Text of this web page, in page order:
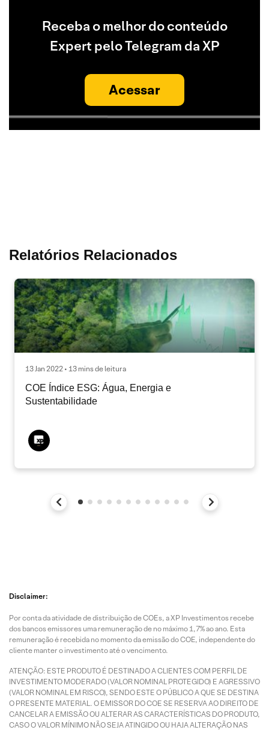
Receba o melhor do conteúdo
Expert pelo Telegram da XP
Acessar
Relatórios Relacionados
13 Jan 2022 • 13 mins de leitura
COE Índice ESG: Água, Energia e
Sustentabilidade
Disclaimer:
Por conta da atividade de distribuição de COEs, a XP Investimentos recebe
dos bancos emissores uma remuneração de no máximo 1,7% ao ano. Esta
remuneração é recebida no momento da emissão do COE, independente do
cliente manter o investimento até o vencimento.
ATENÇÃO: ESTE PRODUTO É DESTINADO A CLIENTES COM PERFIL DE
INVESTIMENTO MODERADO (VALOR NOMINAL PROTEGIDO) E AGRESSIVO
(VALOR NOMINAL EM RISCO), SENDO ESTE O PÚBLICO A QUE SE DESTINA
O PRESENTE MATERIAL. O EMISSOR DO COE SE RESERVA AO DIREITO DE
CANCELAR A EMISSÃO OU ALTERAR AS CARACTERÍSTICAS DO PRODUTO,
CASO O VALOR MÍNIMO NÃO SEJA ATINGIDO OU HAJA ALTERAÇÃO NAS